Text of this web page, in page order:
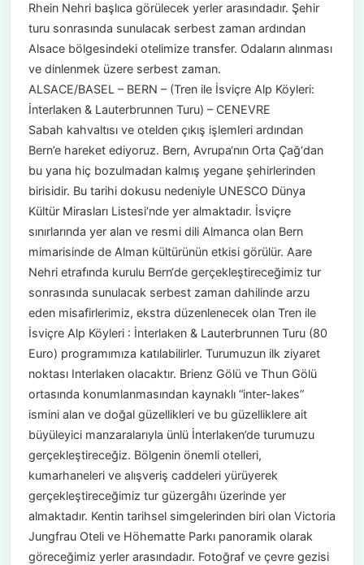
Rhein Nehri başlıca görülecek yerler arasındadır. Şehir
turu sonrasında sunulacak serbest zaman ardından
Alsace bölgesindeki otelimize transfer. Odaların alınması
ve dinlenmek üzere serbest zaman.
ALSACE/BASEL – BERN – (Tren ile İsviçre Alp Köyleri:
İnterlaken & Lauterbrunnen Turu) – CENEVRE
Sabah kahvaltısı ve otelden çıkış işlemleri ardından
Bern’e hareket ediyoruz. Bern, Avrupa‘nın Orta Çağ‘dan
bu yana hiç bozulmadan kalmış yegane şehirlerinden
birisidir. Bu tarihi dokusu nedeniyle UNESCO Dünya
Kültür Mirasları Listesi‘nde yer almaktadır. İsviçre
sınırlarında yer alan ve resmi dili Almanca olan Bern
mimarisinde de Alman kültürünün etkisi görülür. Aare
Nehri etrafında kurulu Bern‘de gerçekleştireceğimiz tur
sonrasında sunulacak serbest zaman dahilinde arzu
eden misafirlerimiz, ekstra düzenlenecek olan Tren ile
İsviçre Alp Köyleri : İnterlaken & Lauterbrunnen Turu (80
Euro) programımıza katılabilirler. Turumuzun ilk ziyaret
noktası Interlaken olacaktır. Brienz Gölü ve Thun Gölü
ortasında konumlanmasından kaynaklı “inter-lakes”
ismini alan ve doğal güzellikleri ve bu güzelliklere ait
büyüleyici manzaralarıyla ünlü İnterlaken’de turumuzu
gerçekleştireceğiz. Bölgenin önemli otelleri,
kumarhaneleri ve alışveriş caddeleri yürüyerek
gerçekleştireceğimiz tur güzergâhı üzerinde yer
almaktadır. Kentin tarihsel simgelerinden biri olan Victoria
Jungfrau Oteli ve Höhematte Parkı panoramik olarak
göreceğimiz yerler arasındadır. Fotoğraf ve çevre gezisi